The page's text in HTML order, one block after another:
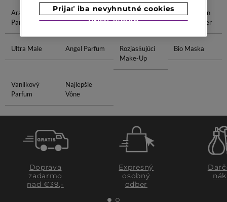
Arabské
Parfumy
Parfum SK
Značkové
Parfémy
Parfum Jean
Paul Gaultier
Ultra Male Angel Parfum
Rozjasňujúci
Make-Up
Bio Maska
Vanilkový
Parfum
Najlepšie
Vône
Doprava
zadarmo
nad €39,-
Expresný
osobný
odber
Prijať iba nevyhnutné cookies
Prijať všetko